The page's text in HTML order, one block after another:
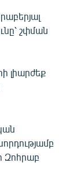
շփման
լիարժեք
Զոհրաբ